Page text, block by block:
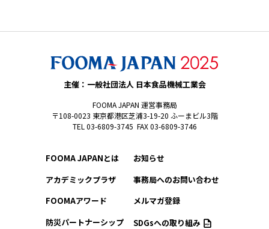
主催：一般社団法人 日本食品機械工業会
FOOMA JAPAN 運営事務局
〒108-0023 東京都港区芝浦3-19-20 ふーまビル3階
TEL 03-6809-3745 FAX 03-6809-3746
FOOMA JAPANとは
アカデミックプラザ
FOOMAアワード
防災パートナーシップ
お知らせ
事務局へのお問い合わせ
メルマガ登録
SDGsへの取り組み